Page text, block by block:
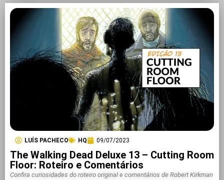
LUÍS PACHECO HQ 09/07/2023
The Walking Dead Deluxe 13 – Cutting Room
Floor: Roteiro e Comentários
Confira curiosidades do roteiro original e comentários de Robert Kirkman